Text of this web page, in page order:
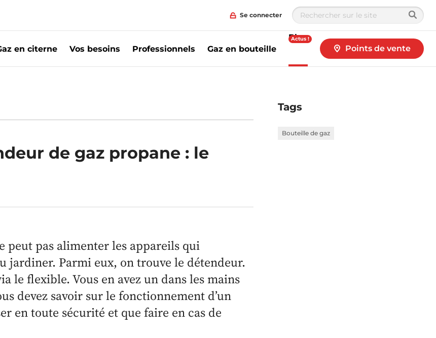
Se connecter
en citerne Vos besoins Professionnels Gaz en bouteille
Blog
Actus !
Points de vente
de gaz propane : le
peut pas alimenter les appareils qui
Parmi eux, on trouve le détendeur.
le flexible. Vous en avez un dans les mains
devez savoir sur le fonctionnement d’un
en toute sécurité et que faire en cas de
Tags
Bouteille de gaz